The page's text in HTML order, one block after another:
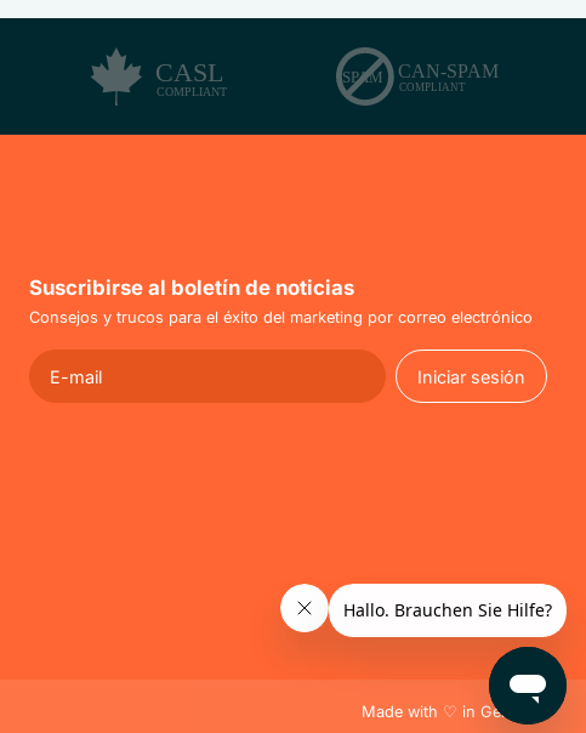
Suscribirse al boletín de noticias
Consejos y trucos para el éxito del marketing por correo electrónico
Iniciar sesión
Iniciar sesión
Made with ♡ in Germany